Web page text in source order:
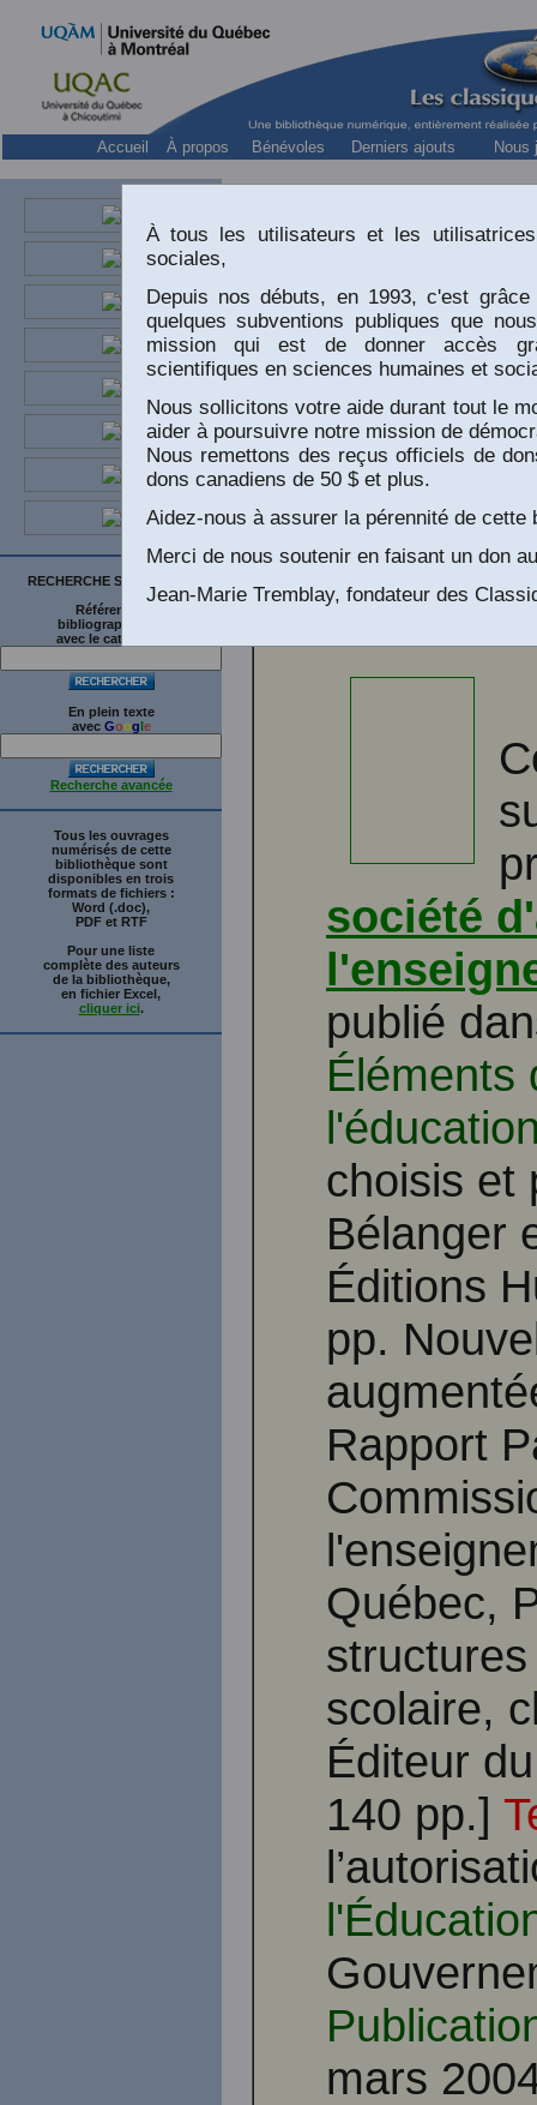
Accueil À propos Bénévoles Derniers ajouts Nous
RECHERCHE SUR LE SITE
Références
bibliographiques
avec le catalogue
En plein texte
avec Google
Recherche avancée
Tous les ouvrages
numérisés de cette
bibliothèque sont
disponibles en trois
formats de fichiers :
Word (.doc),
PDF et RTF
Pour une liste
complète des auteurs
de la bibliothèque,
en fichier Excel,
cliquer ici.
société
publié
Éléments
choisis et
Bélanger
Éditions
pp.
Rapport
Québec,
scolaire,
Éditeur
140 pp.]
mars
À tous les utilisateurs et les
sociales,
Depuis nos débuts, en 1993, c'est
quelques subventions publiques que
mission qui est de donner accès
scientifiques en sciences humaines et
Nous sollicitons votre aide durant tout le
aider à poursuivre notre mission de
Nous remettons des reçus officiels de
dons canadiens de 50 $ et plus.
Aidez-nous à assurer la pérennité de cette
Merci de nous soutenir en faisant un don
Jean-Marie Tremblay, fondateur des